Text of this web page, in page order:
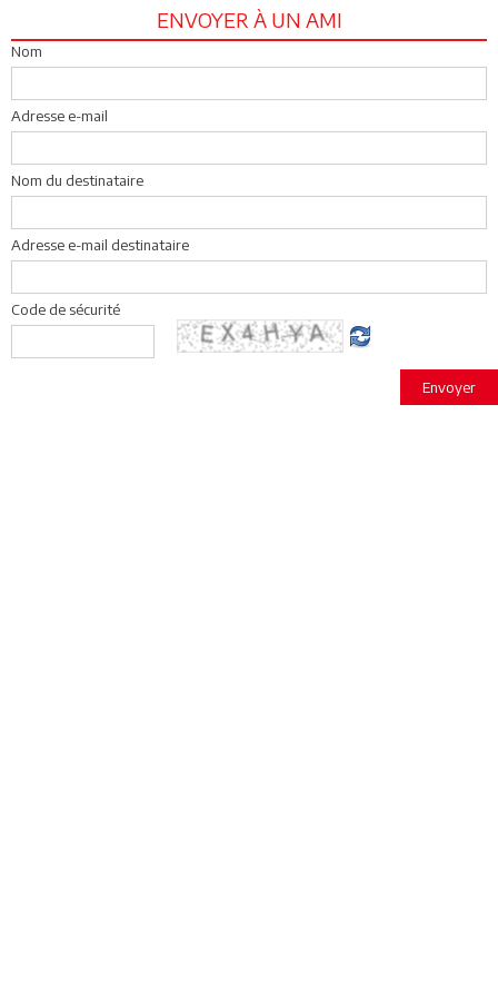
ENVOYER À UN AMI
Nom
Adresse e-mail
Nom du destinataire
Adresse e-mail destinataire
Code de sécurité
Envoyer